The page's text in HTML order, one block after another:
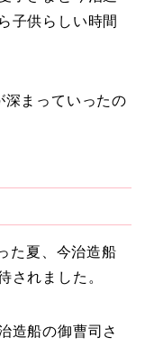
子供らしい時間
深まっていったの
た夏、今治造船
されました。
造船の御曹司さ